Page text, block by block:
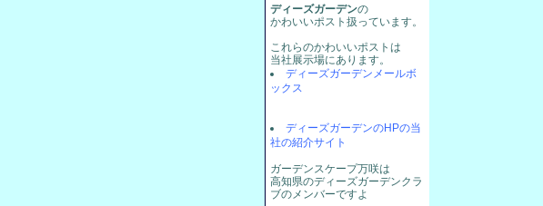
ディーズガーデンの
かわいいポスト扱っています。
これらのかわいいポストは
当社展示場にあります。
ディーズガーデンメールボ
ックス
ディーズガーデンのHPの当
社の紹介サイト
ガーデンスケープ万咲は
高知県のディーズガーデンクラ
ブのメンバーですよ